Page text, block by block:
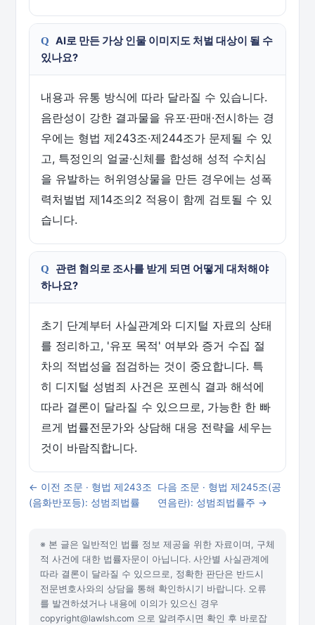
AI로 만든 가상 인물 이미지도 처벌 대상이 될 수
있나요?
내용과 유통 방식에 따라 달라질 수 있습니다.
음란성이 강한 결과물을 유포·판매·전시하는 경
우에는 형법 제243조·제244조가 문제될 수 있
고, 특정인의 얼굴·신체를 합성해 성적 수치심
을 유발하는 허위영상물을 만든 경우에는 성폭
력처벌법 제14조의2 적용이 함께 검토될 수 있
습니다.
관련 혐의로 조사를 받게 되면 어떻게 대처해야
하나요?
초기 단계부터 사실관계와 디지털 자료의 상태
를 정리하고, '유포 목적' 여부와 증거 수집 절
차의 적법성을 점검하는 것이 중요합니다. 특
히 디지털 성범죄 사건은 포렌식 결과 해석에
따라 결론이 달라질 수 있으므로, 가능한 한 빠
르게 법률전문가와 상담해 대응 전략을 세우는
것이 바람직합니다.
← 이전 조문 · 형법 제243조
(음화반포등): 성범죄법률
다음 조문 · 형법 제245조(공
연음란): 성범죄법률주 →
※ 본 글은 일반적인 법률 정보 제공을 위한 자료이며, 구체
적 사건에 대한 법률자문이 아닙니다. 사안별 사실관계에
따라 결론이 달라질 수 있으므로, 정확한 판단은 반드시
전문변호사와의 상담을 통해 확인하시기 바랍니다. 오류
를 발견하셨거나 내용에 이의가 있으신 경우
copyright@lawlsh.com 으로 알려주시면 확인 후 바로잡